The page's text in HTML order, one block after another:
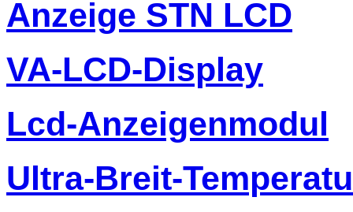
Anzeige STN LCD
VA-LCD-Display
Lcd-Anzeigenmodul
Ultra-Breit-